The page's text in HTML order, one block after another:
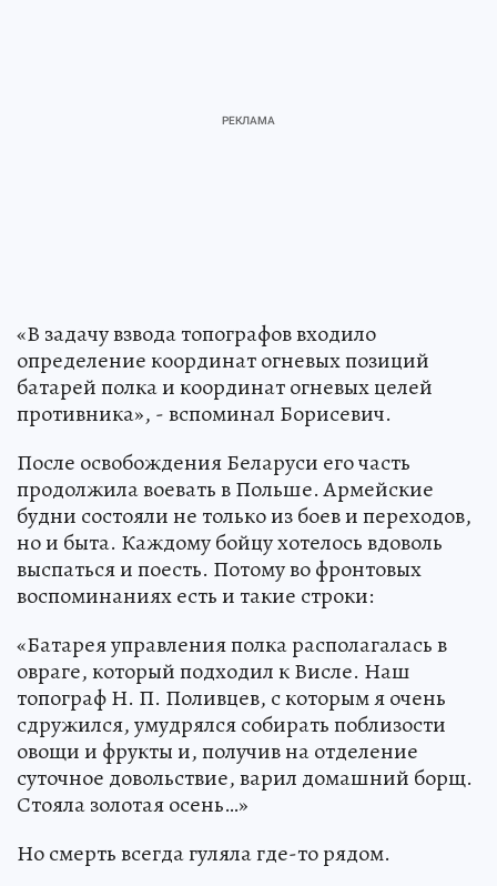
«В задачу взвода топографов входило
определение координат огневых позиций
батарей полка и координат огневых целей
противника», - вспоминал Борисевич.
После освобождения Беларуси его часть
продолжила воевать в Польше. Армейские
будни состояли не только из боев и переходов,
но и быта. Каждому бойцу хотелось вдоволь
выспаться и поесть. Потому во фронтовых
воспоминаниях есть и такие строки:
«Батарея управления полка располагалась в
овраге, который подходил к Висле. Наш
топограф Н. П. Поливцев, с которым я очень
сдружился, умудрялся собирать поблизости
овощи и фрукты и, получив на отделение
суточное довольствие, варил домашний борщ.
Стояла золотая осень…»
Но смерть всегда гуляла где-то рядом.